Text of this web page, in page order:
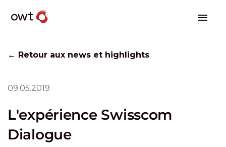
← Retour aux news et highlights
09.05.2019
L'expérience Swisscom
Dialogue